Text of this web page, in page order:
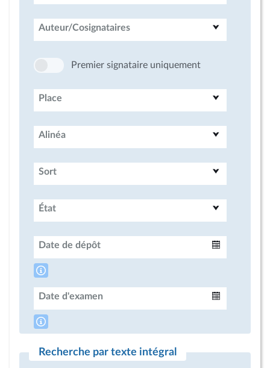
Auteur/Cosignataires
Premier signataire uniquement
Place
Alinéa
Sort
État
Date de dépôt
Date d'examen
Recherche par texte intégral